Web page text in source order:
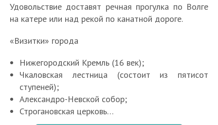
Удовольствие доставят речная прогулка по Волге
на катере или над рекой по канатной дороге.
«Визитки» города
Нижегородский Кремль (16 век);
Чкаловская лестница (состоит из пятисот
ступеней);
Александро-Невской собор;
Строгановская церковь…